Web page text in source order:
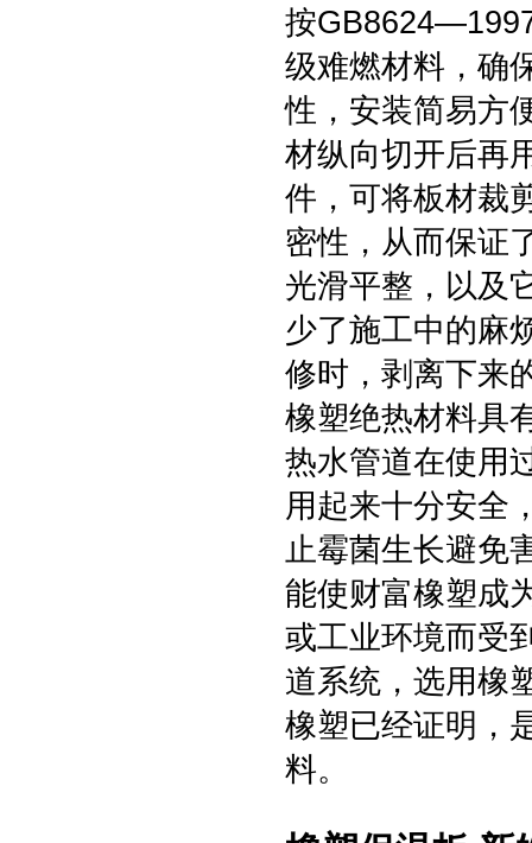
按
级难燃材料，确
性，安装简易方
材纵向切开后再
件，可将板材裁
密性，从而保证
光滑平整，以及
少了施工中的麻
修时，剥离下来
橡塑绝热材料具
热水管道在使用
用起来十分安全
止霉菌生长避免
能使财富橡塑成
或工业环境而受
道系统，选用橡
橡塑已经证明，
料。